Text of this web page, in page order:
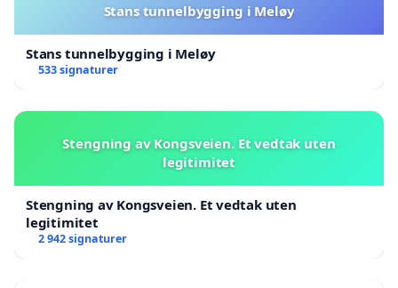
Stans tunnelbygging i Meløy
Stans tunnelbygging i Meløy
533 signaturer
Stengning av Kongsveien. Et vedtak uten
legitimitet
Stengning av Kongsveien. Et vedtak uten
legitimitet
2 942 signaturer